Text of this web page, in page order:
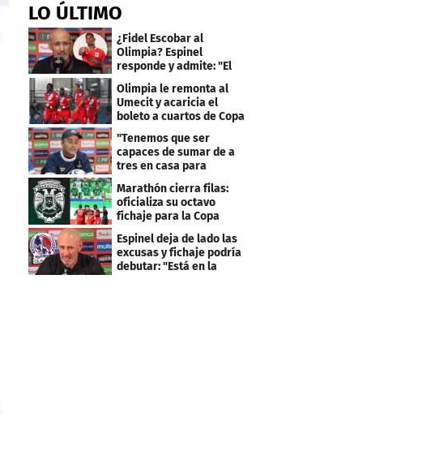
LO ÚLTIMO
¿Fidel Escobar al
Olimpia? Espinel
responde y admite: "El
resultado fue corto"
Olimpia le remonta al
Umecit y acaricia el
boleto a cuartos de Copa
"Tenemos que ser
capaces de sumar de a
tres en casa para
asegurar la
clasificación"
Marathón cierra filas:
oficializa su octavo
fichaje para la Copa
Centroamericana
Espinel deja de lado las
excusas y fichaje podría
debutar: "Está en la